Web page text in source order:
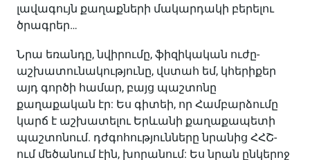
լավագույն քաղաքների մակարդակի բերելու
ծրագրեր…
Նրա եռանդը, նվիրումը, ֆիզիկական ուժը-
աշխատունակությունը, վստահ եմ, կհերիքեր
այդ գործի համար, բայց պաշտոնը
քաղաքական էր: Ես գիտեի, որ Համբարձումը
կարճ է աշխատելու Երևանի քաղաքապետի
պաշտոնում. դժգոհությունները նրանից ՀՀՇ-
ում մեծանում էին, խորանում: Ես նրան ընկերոջ